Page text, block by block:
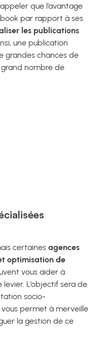
que l’avantage
par rapport à ses
les publications
une publication
grandes chances de
nombre de
certaines agences
optimisation de
vous aider à
L’objectif sera de
socio-
permet à merveille
la gestion de ce